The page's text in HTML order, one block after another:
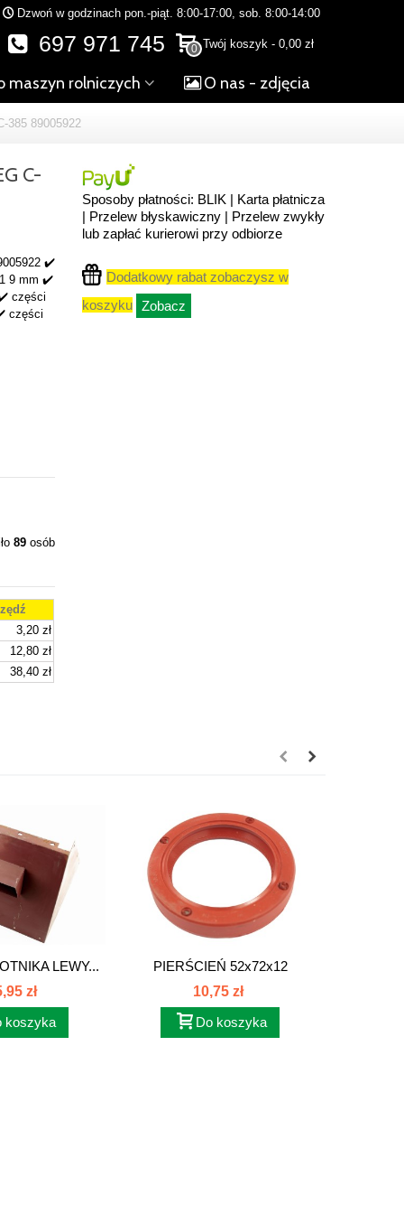
Dzwoń w godzinach pon.-piąt. 8:00-17:00, sob. 8:00-14:00
0 Twój koszyk - 0,00 zł
697 971 745
maszyn rolniczych O nas - zdjęcia
385 89005922
C-
✔️
9 mm ✔️
części
części
89osób
3,20 zł
12,80 zł
38,40 zł
Sposoby płatności: BLIK | Karta płatnicza
| Przelew błyskawiczny | Przelew zwykły
lub zapłać kurierowi przy odbiorze
Dodatkowy rabat zobaczysz w
koszyku Zobacz
LEWY...
zł
koszyka
PIERŚCIEŃ 52x72x12
SILIKON 89002903
10,75 zł
Do koszyka